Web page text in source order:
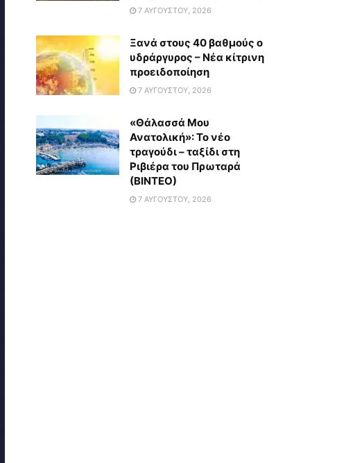
7 ΑΥΓΟΎΣΤΟΥ, 2026
Ξανά στους 40 βαθμούς ο
υδράργυρος – Νέα κίτρινη
προειδοποίηση
7 ΑΥΓΟΎΣΤΟΥ, 2026
«Θάλασσά Μου
Ανατολική»: Το νέο
τραγούδι – ταξίδι στη
Ριβιέρα του Πρωταρά
(ΒΙΝΤΕΟ)
7 ΑΥΓΟΎΣΤΟΥ, 2026